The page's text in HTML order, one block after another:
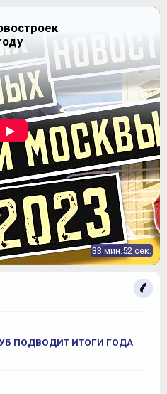
33 мин.52 сек.
ПОДВОДИТ ИТОГИ ГОДА